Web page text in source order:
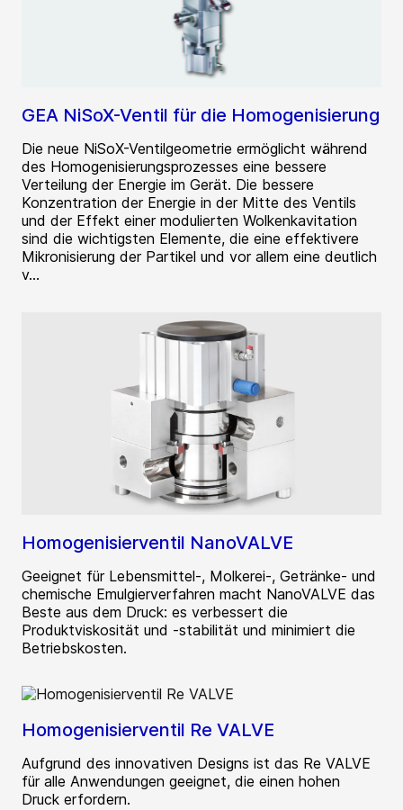
GEA NiSoX-Ventil für die Homogenisierung
Die neue NiSoX-Ventilgeometrie ermöglicht während
des Homogenisierungsprozesses eine bessere
Verteilung der Energie im Gerät. Die bessere
Konzentration der Energie in der Mitte des Ventils
und der Effekt einer modulierten Wolkenkavitation
sind die wichtigsten Elemente, die eine effektivere
Mikronisierung der Partikel und vor allem eine deutlich
v...
Homogenisierventil NanoVALVE
Geeignet für Lebensmittel-, Molkerei-, Getränke- und
chemische Emulgierverfahren macht NanoVALVE das
Beste aus dem Druck: es verbessert die
Produktviskosität und -stabilität und minimiert die
Betriebskosten.
Homogenisierventil Re VALVE
Aufgrund des innovativen Designs ist das Re VALVE
für alle Anwendungen geeignet, die einen hohen
Druck erfordern.